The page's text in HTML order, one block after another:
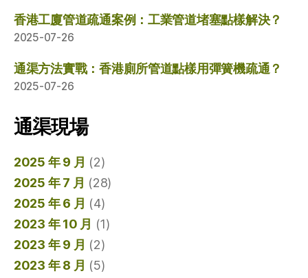
香港工廈管道疏通案例：工業管道堵塞點樣解決？
2025-07-26
通渠方法實戰：香港廁所管道點樣用彈簧機疏通？
2025-07-26
通渠現場
2025 年 9 月 (2)
2025 年 7 月 (28)
2025 年 6 月 (4)
2023 年 10 月 (1)
2023 年 9 月 (2)
2023 年 8 月 (5)